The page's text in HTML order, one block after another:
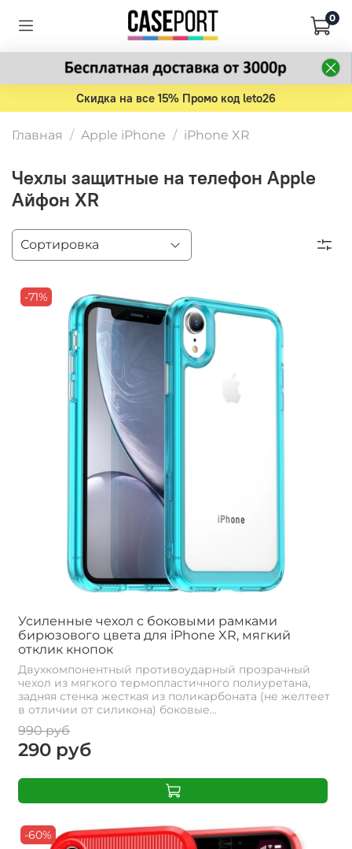
0
Скидка на все 15% Промо код leto26
Главная Apple iPhone iPhone XR
Чехлы защитные на телефон Apple
Айфон XR
-71%
Усиленные чехол с боковыми рамками
бирюзового цвета для iPhone XR, мягкий
отклик кнопок
Двухкомпонентный противоударный прозрачный
чехол из мягкого термопластичного полиуретана,
задняя стенка жесткая из поликарбоната (не желтеет
в отличии от силикона) боковые...
990 руб
290 руб
-60%